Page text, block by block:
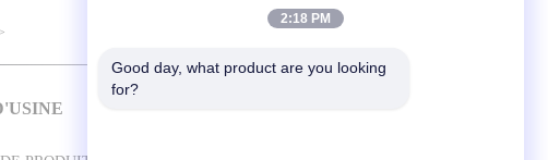
>
2:18 PM
Good day, what product are you looking
for?